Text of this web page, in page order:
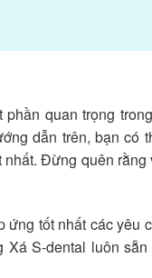
quan trọng
dẫn trên, bạn có
Đừng quên
tốt nhất các yêu
S-dental luôn